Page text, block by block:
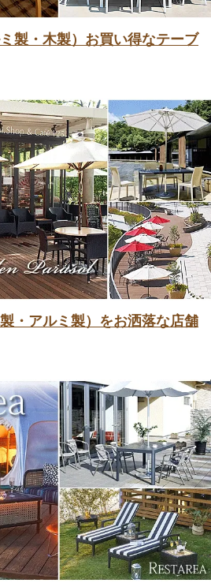
製・木製）お買い得なテーブ
・アルミ製）をお洒落な店舗